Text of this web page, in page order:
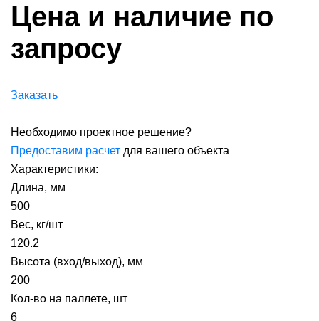
Цена и наличие по
запросу
Заказать
Необходимо проектное решение?
Предоставим расчет для вашего объекта
Характеристики:
Длина, мм
500
Вес, кг/шт
120.2
Высота (вход/выход), мм
200
Кол-во на паллете, шт
6